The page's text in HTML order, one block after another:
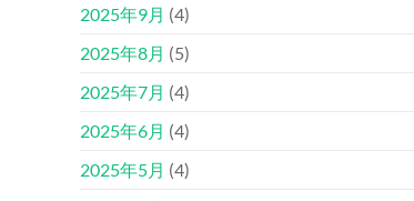
2025年9月 (4)
2025年8月 (5)
2025年7月 (4)
2025年6月 (4)
2025年5月 (4)